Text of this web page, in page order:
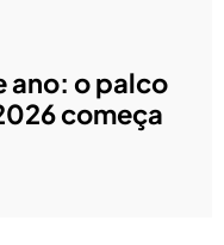
ano: o palco
começa